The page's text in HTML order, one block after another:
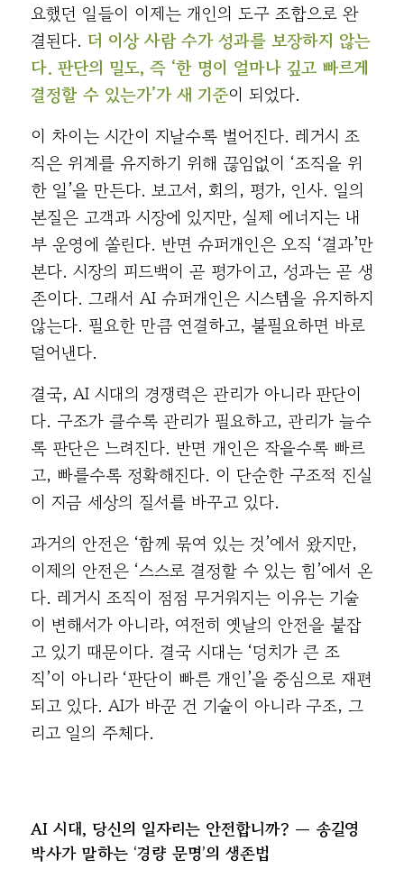
요했던 일들이 이제는 개인의 도구 조합으로 완
결된다. 더 이상 사람 수가 성과를 보장하지 않는
다. 판단의 밀도, 즉 ‘한 명이 얼마나 깊고 빠르게
결정할 수 있는가’가 새 기준이 되었다.
이 차이는 시간이 지날수록 벌어진다. 레거시 조
직은 위계를 유지하기 위해 끊임없이 ‘조직을 위
한 일’을 만든다. 보고서, 회의, 평가, 인사. 일의
본질은 고객과 시장에 있지만, 실제 에너지는 내
부 운영에 쏠린다. 반면 슈퍼개인은 오직 ‘결과’만
본다. 시장의 피드백이 곧 평가이고, 성과는 곧 생
존이다. 그래서 AI 슈퍼개인은 시스템을 유지하지
않는다. 필요한 만큼 연결하고, 불필요하면 바로
덜어낸다.
결국, AI 시대의 경쟁력은 관리가 아니라 판단이
다. 구조가 클수록 관리가 필요하고, 관리가 늘수
록 판단은 느려진다. 반면 개인은 작을수록 빠르
고, 빠를수록 정확해진다. 이 단순한 구조적 진실
이 지금 세상의 질서를 바꾸고 있다.
과거의 안전은 ‘함께 묶여 있는 것’에서 왔지만,
이제의 안전은 ‘스스로 결정할 수 있는 힘’에서 온
다. 레거시 조직이 점점 무거워지는 이유는 기술
이 변해서가 아니라, 여전히 옛날의 안전을 붙잡
고 있기 때문이다. 결국 시대는 ‘덩치가 큰 조
직’이 아니라 ‘판단이 빠른 개인’을 중심으로 재편
되고 있다. AI가 바꾼 건 기술이 아니라 구조, 그
리고 일의 주체다.
AI 시대, 당신의 일자리는 안전합니까? — 송길영
박사가 말하는 ‘경량 문명’의 생존법